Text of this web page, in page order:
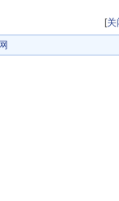
[关